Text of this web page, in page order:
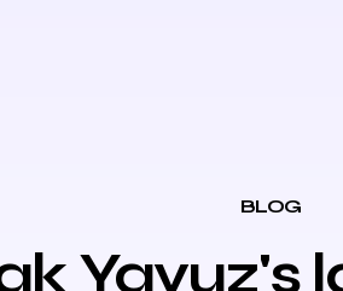
BLOG
Yavuz's